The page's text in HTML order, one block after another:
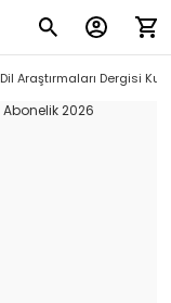
Dil Araştırmaları Dergisi